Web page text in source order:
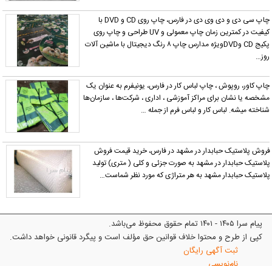
چاپ سی دی و دی وی دی در فارس، چاپ روی CD و DVD با
کیفیت در کمترین زمان چاپ معمولی و UV طراحی و چاپ روی
پکیج CD وDVDویژه مدارس چاپ ۸ رنگ دیجیتال با ماشین آلات
روز…
چاپ کاور، روپوش ، چاپ لباس کار در فارس، یونیفرم به‌ عنوان یک
مشخصه یا نشان برای مراکز آموزشی ، اداری ، شرکت‌ها ، سازمان‌ها
شناخته میشه. لباس کار و لباس فرم از جمله …
فروش پلاستیک حبابدار در مشهد در فارس، خرید قیمت فروش
پلاستیک حبابدار در مشهد به صورت جزئی و کلی ( متری) تولید
پلاستیک حبابدار مشهد به هر متراژی که مورد نظر شماست…
پیام سرا ۱۴۰۵ - ۱۴۰۱ تمام حقوق محفوظ می‌باشد.
کپی از طرح و محتوا خلاف قوانین حق مؤلف است و پیگرد قانونی خواهد داشت.
ثبت آگهی رایگان